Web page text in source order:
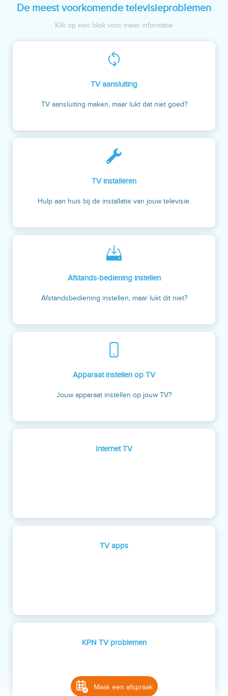
Maak een afspraak
De meest voorkomende televisieproblemen
Klik op een blok voor meer informatie
TV aansluiting
TV aansluiting maken, maar lukt dat niet goed?
TV installeren
Hulp aan huis bij de installatie van jouw televisie.
Afstands-bediening instellen
Afstandsbediening instellen, maar lukt dit niet?
Apparaat instellen op TV
Jouw apparaat instellen op jouw TV?
Internet TV
TV apps
KPN TV problemen